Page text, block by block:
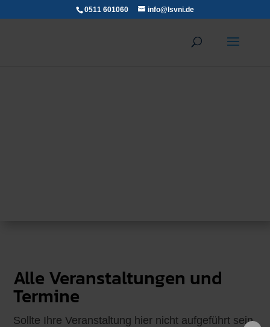
0511 601060 info@lsvni.de
Alle Veranstaltungen und
Termine
Sollte Ihre Veranstaltung hier nicht aufgeführt sein,